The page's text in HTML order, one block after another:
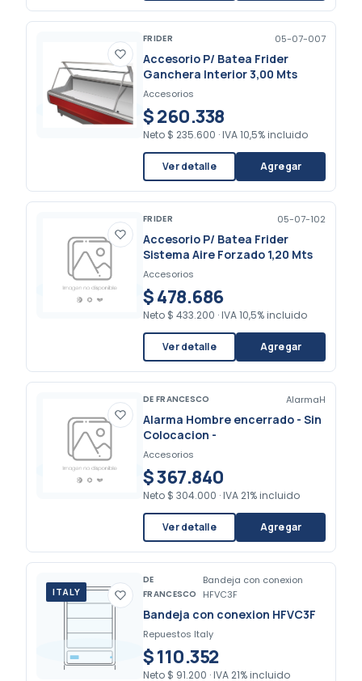
FRIDER 05-07-007
Accesorio P/ Batea Frider
Ganchera Interior 3,00 Mts
Accesorios
$ 260.338
Neto $ 235.600 · IVA 10,5% incluido
Ver detalle Agregar
FRIDER 05-07-102
Accesorio P/ Batea Frider
Sistema Aire Forzado 1,20 Mts
Accesorios
$ 478.686
Neto $ 433.200 · IVA 10,5% incluido
Ver detalle Agregar
DE FRANCESCO AlarmaH
Alarma Hombre encerrado - Sin
Colocacion -
Accesorios
$ 367.840
Neto $ 304.000 · IVA 21% incluido
Ver detalle Agregar
ITALY
DE
FRANCESCO
Bandeja con conexion
HFVC3F
Bandeja con conexion HFVC3F
Repuestos Italy
$ 110.352
Neto $ 91.200 · IVA 21% incluido